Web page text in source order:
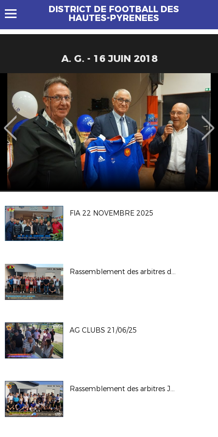
DISTRICT DE FOOTBALL DES
HAUTES-PYRENEES
A. G. - 16 JUIN 2018
FIA 22 NOVEMBRE 2025
Rassemblement des arbitres du 05-09-25
AG CLUBS 21/06/25
Rassemblement des arbitres Juin 2025